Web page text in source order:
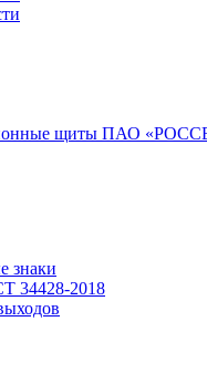
щиты ПАО
знаки
34428-2018